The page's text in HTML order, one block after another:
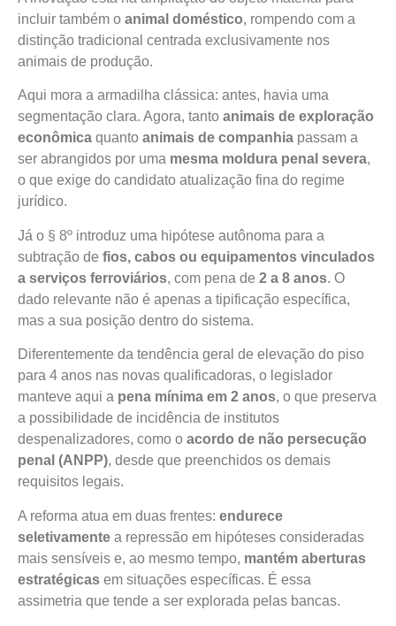
incluir também o animal doméstico, rompendo com a
distinção tradicional centrada exclusivamente nos
animais de produção.
Aqui mora a armadilha clássica: antes, havia uma
segmentação clara. Agora, tanto animais de exploração
econômica quanto animais de companhia passam a
ser abrangidos por uma mesma moldura penal severa,
o que exige do candidato atualização fina do regime
jurídico.
Já o § 8º introduz uma hipótese autônoma para a
subtração de fios, cabos ou equipamentos vinculados
a serviços ferroviários, com pena de 2 a 8 anos. O
dado relevante não é apenas a tipificação específica,
mas a sua posição dentro do sistema.
Diferentemente da tendência geral de elevação do piso
para 4 anos nas novas qualificadoras, o legislador
manteve aqui a pena mínima em 2 anos, o que preserva
a possibilidade de incidência de institutos
despenalizadores, como o acordo de não persecução
penal (ANPP), desde que preenchidos os demais
requisitos legais.
A reforma atua em duas frentes: endurece
seletivamente a repressão em hipóteses consideradas
mais sensíveis e, ao mesmo tempo, mantém aberturas
estratégicas em situações específicas. É essa
assimetria que tende a ser explorada pelas bancas.